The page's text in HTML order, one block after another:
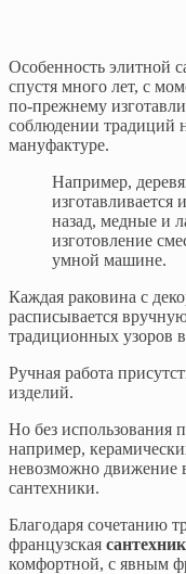
Особенность элитной
спустя много лет, с
по-прежнему
соблюдении традиций
мануфактуре.
Например,
изготавливается
назад, медные и
изготовление
умной машине.
Каждая раковина с
расписывается
традиционных узоров
Ручная работа
изделий.
Но без использования
например,
невозможно движение
сантехники.
Благодаря сочетанию
французская
комфортной, с явным